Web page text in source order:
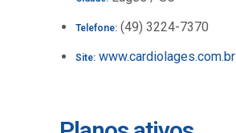
Telefone: (49) 3224-7370
Site: www.cardiolages.com.br